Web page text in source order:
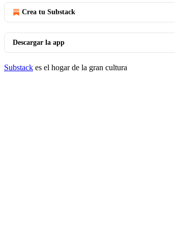
Crea tu Substack
Descargar la app
Substack es el hogar de la gran cultura